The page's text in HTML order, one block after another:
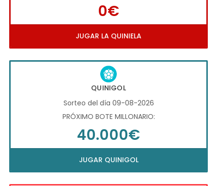
0€
JUGAR LA QUINIELA
QUINIGOL
Sorteo del día 09-08-2026
PRÓXIMO BOTE MILLONARIO:
40.000€
JUGAR QUINIGOL